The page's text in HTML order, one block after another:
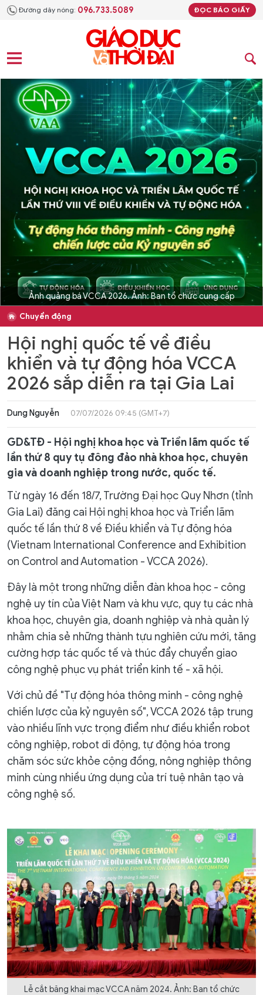
Đường dây nóng: 096.733.5089 ĐỌC BÁO GIẤY
Ảnh quảng bá VCCA 2026. Ảnh: Ban tổ chức cung cấp
Chuyển động
Hội nghị quốc tế về điều
khiển và tự động hóa VCCA
2026 sắp diễn ra tại Gia Lai
Dung Nguyễn 07/07/2026 09:45 (GMT+7)
GD&TĐ - Hội nghị khoa học và Triển lãm quốc tế
lần thứ 8 quy tụ đông đảo nhà khoa học, chuyên
gia và doanh nghiệp trong nước, quốc tế.
Từ ngày 16 đến 18/7, Trường Đại học Quy Nhơn (tỉnh
Gia Lai) đăng cai Hội nghị khoa học và Triển lãm
quốc tế lần thứ 8 về Điều khiển và Tự động hóa
(Vietnam International Conference and Exhibition
on Control and Automation - VCCA 2026).
Đây là một trong những diễn đàn khoa học - công
nghệ uy tín của Việt Nam và khu vực, quy tụ các nhà
khoa học, chuyên gia, doanh nghiệp và nhà quản lý
nhằm chia sẻ những thành tựu nghiên cứu mới, tăng
cường hợp tác quốc tế và thúc đẩy chuyển giao
công nghệ phục vụ phát triển kinh tế - xã hội.
Với chủ đề "Tự động hóa thông minh - công nghệ
chiến lược của kỷ nguyên số", VCCA 2026 tập trung
vào nhiều lĩnh vực trọng điểm như điều khiển robot
công nghiệp, robot di động, tự động hóa trong
chăm sóc sức khỏe cộng đồng, nông nghiệp thông
minh cùng nhiều ứng dụng của trí tuệ nhân tạo và
công nghệ số.
Lễ cắt băng khai mạc VCCA năm 2024. Ảnh: Ban tổ chức